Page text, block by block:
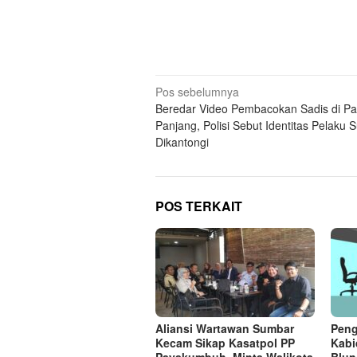
Navigasi
pos
Pos sebelumnya
Beredar Video Pembacokan Sadis di
Panjang, Polisi Sebut Identitas Pelaku
Dikantongi
POS TERKAIT
Aliansi Wartawan Sumbar
Kecam Sikap Kasatpol PP